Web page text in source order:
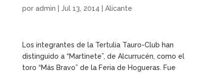
por admin Jul 13, 2014 Alicante
Los integrantes de la Tertulia Tauro-Club han
distinguido a “Martinete”, de Alcurrucén, como el
toro “Más Bravo” de la Feria de Hogueras. Fue